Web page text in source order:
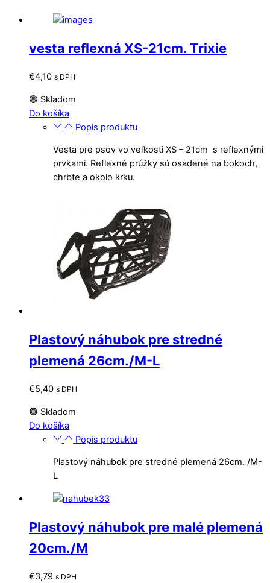
vesta reflexná XS-21cm. Trixie
€4,10 s DPH
🟢 Skladom
Do košíka
Popis produktu
Vesta pre psov vo veľkosti XS – 21cm s reflexnými
prvkami. Reflexné prúžky sú osadené na bokoch,
chrbte a okolo krku.
Plastový náhubok pre stredné
plemená 26cm./M-L
€5,40 s DPH
🟢 Skladom
Do košíka
Popis produktu
Plastový náhubok pre stredné plemená 26cm. /M-
L
Plastový náhubok pre malé plemená
20cm./M
€3,79 s DPH